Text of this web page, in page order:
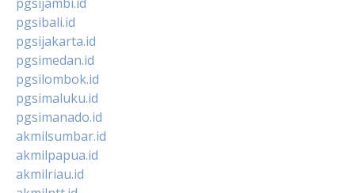
pgsibali.id
pgsijakarta.id
pgsimedan.id
pgsilombok.id
pgsimaluku.id
pgsimanado.id
akmilsumbar.id
akmilpapua.id
akmilriau.id